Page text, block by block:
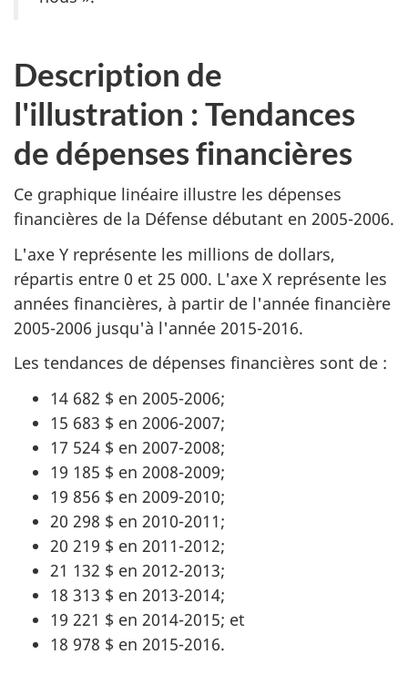
Description de
l'illustration : Tendances
de dépenses financières
Ce graphique linéaire illustre les dépenses
financières de la Défense débutant en 2005-2006.
L'axe Y représente les millions de dollars,
répartis entre 0 et 25 000. L'axe X représente les
années financières, à partir de l'année financière
2005-2006 jusqu'à l'année 2015-2016.
Les tendances de dépenses financières sont de :
14 682 $ en 2005-2006;
15 683 $ en 2006-2007;
17 524 $ en 2007-2008;
19 185 $ en 2008-2009;
19 856 $ en 2009-2010;
20 298 $ en 2010-2011;
20 219 $ en 2011-2012;
21 132 $ en 2012-2013;
18 313 $ en 2013-2014;
19 221 $ en 2014-2015; et
18 978 $ en 2015-2016.